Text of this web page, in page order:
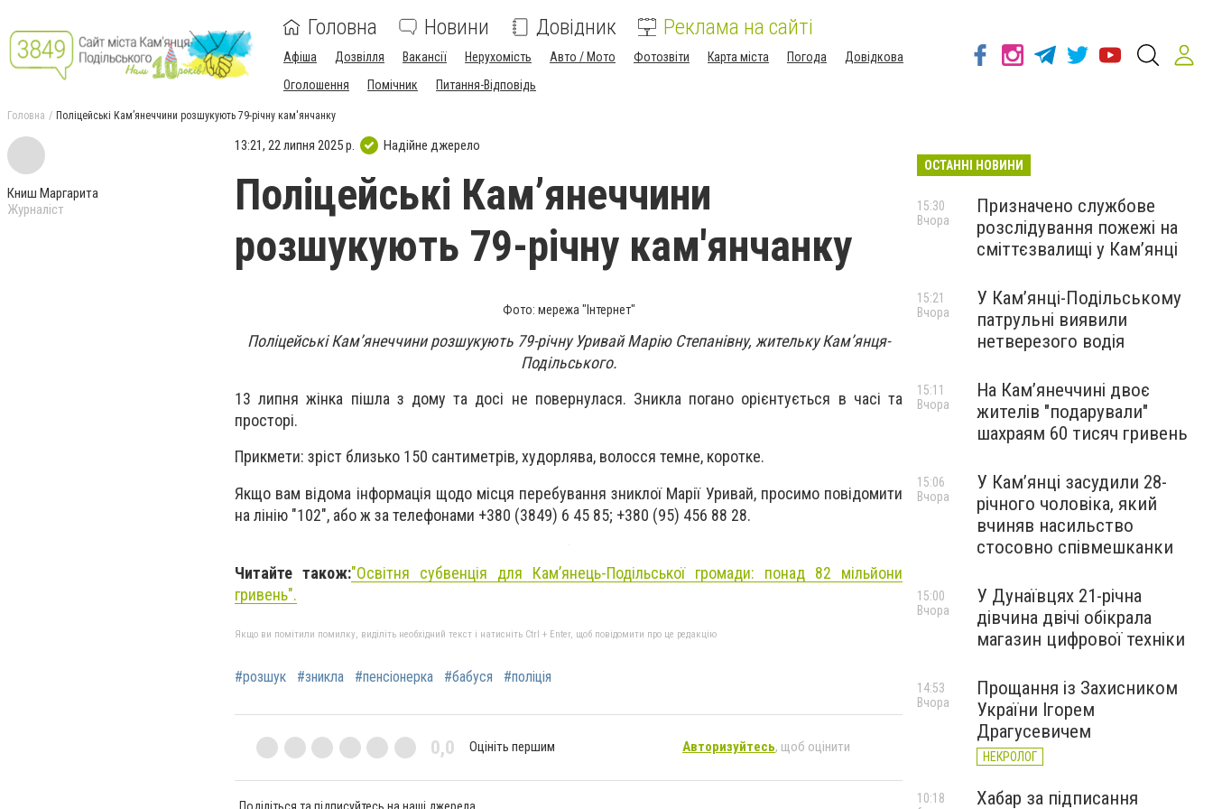
Головна Новини Довідник Реклама на сайті
Афіша Дозвілля Вакансії Нерухомість Авто / Мото Фотозвіти Карта міста Погода
Довідкова
Оголошення
Помічник Питання-Відповідь
Головна Поліцейські Камʼянеччини розшукують 79-річну кам'янчанку
Книш Маргарита
Журналіст
13:21, 22 липня 2025 р. Надійне джерело
Поліцейські Камʼянеччини
розшукують 79-річну кам'янчанку
Фото: мережа "Інтернет"
Поліцейські Камʼянеччини розшукують 79-річну Уривай Марію Степанівну, жительку Камʼянця-
Подільського.
13 липня жінка пішла з дому та досі не повернулася. Зникла погано орієнтується в часі та
просторі.
Прикмети: зріст близько 150 сантиметрів, худорлява, волосся темне, коротке.
Якщо вам відома інформація щодо місця перебування зниклої Марії Уривай, просимо повідомити
на лінію "102", або ж за телефонами +380 (3849) 6 45 85; +380 (95) 456 88 28.
Читайте також:"Освітня субвенція для Кам’янець-Подільської громади: понад 82 мільйони
гривень".
Якщо ви помітили помилку, виділіть необхідний текст і натисніть Ctrl + Enter, щоб повідомити про це редакцію
#розшук #зникла #пенсіонерка #бабуся #поліція
0,0 Оцініть першим Авторизуйтесь, щоб оцінити
ОСТАННІ НОВИНИ
Призначено службове
розслідування пожежі на
сміттєзвалищі у Кам’янці
15:30
Вчора
У Кам’янці-Подільському
патрульні виявили
нетверезого водія
15:21
Вчора
На Камʼянеччині двоє
жителів "подарували"
шахраям 60 тисяч гривень
15:11
Вчора
У Камʼянці засудили 28-
річного чоловіка, який
вчиняв насильство
стосовно співмешканки
15:06
Вчора
У Дунаївцях 21-річна
дівчина двічі обікрала
магазин цифрової техніки
15:00
Вчора
Прощання із Захисником
України Ігорем
Драгусевичем
НЕКРОЛОГ
14:53
Вчора
Хабар за підписання
10:18